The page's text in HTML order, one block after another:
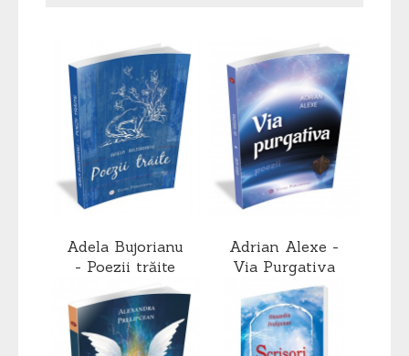
Adela Bujorianu
- Poezii trăite
Adrian Alexe -
Via Purgativa